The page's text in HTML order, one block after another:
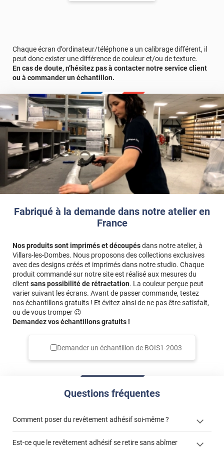
Fabriqué à la demande dans notre atelier en
France
Nos produits sont imprimés et découpésdans notre atelier, à
Villars-les-Dombes. Nous proposons des collections exclusives
avec des designs créés et imprimés dans notre studio. Chaque
produit commandé sur notre site est réalisé aux mesures du
client sans possibilité de rétractation. La couleur perçue peut
varier suivant les écrans. Avant de passer commande, testez
nos échantillons gratuits ! Et évitez ainsi de ne pas être satisfait,
ou de vous tromper 😉
Demandez vos échantillons gratuits !
Demander un échantillon de BOIS1-2003
Questions fréquentes
Comment poser du revêtement adhésif soi-même ?
« Comment poser un revêtement adhésif ? »
Est-ce que le revêtement adhésif se retire sans abîmer
et notamment à toutes les formes de l'ameublement. Avec la
pose de cet adhésif décoratif, vous réalisez en moyenne 50%
d'économie par rapport à une rénovation classique.
comptez sur ce vinyl de haute qualité avec une excellente
résistance à l’eau, à la saleté, à l’abrasion, aux UV et à l’usure.
Grâce à son épaisseur, cet adhésif masque également les petites
imperfections. Classé A+ au test C.O.V et C-s2,d0 au feu, ce
revêtement peut être installé dans un lieu ouvert public.
Durabilité
: 10 ans en pose intérieur (anti craquèlement,
écaillage, délamination et jaunissement)
Afin de vous rendre compte de la qualité et de son rendu
véritable, nous vous conseillons de faire une demande
d'échantillons gratuite.
Chaque écran d’ordinateur/téléphone a un calibrage différent, il
peut donc exister une différence de couleur et/ou de texture.
En cas de doute, n’hésitez pas à contacter notre service client
ou à commander un échantillon.